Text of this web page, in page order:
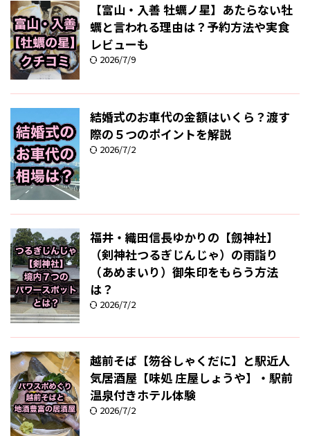
【富山・入善 牡蠣ノ星】あたらない牡
蠣と言われる理由は？予約方法や実食
レビューも
2026/7/9
結婚式のお車代の金額はいくら？渡す
際の５つのポイントを解説
2026/7/2
福井・織田信長ゆかりの【劔神社】
（剣神社つるぎじんじゃ）の雨詣り
（あめまいり）御朱印をもらう方法
は？
2026/7/2
越前そば【笏谷しゃくだに】と駅近人
気居酒屋【味処 庄屋しょうや】・駅前
温泉付きホテル体験
2026/7/2